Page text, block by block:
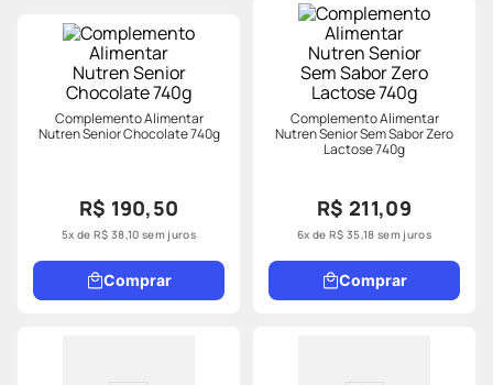
Complemento Alimentar
Nutren Senior Chocolate 740g
R$ 190,50
5x deR$ 38,10 sem juros
Comprar
Complemento Alimentar
Nutren Senior Sem Sabor Zero
Lactose 740g
R$ 211,09
6x deR$ 35,18 sem juros
Comprar